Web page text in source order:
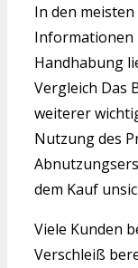
In den
Informationen
Handhabung
Vergleich Das
weiterer
Nutzung des
dem Kauf
Viele Kunden
Verschleiß